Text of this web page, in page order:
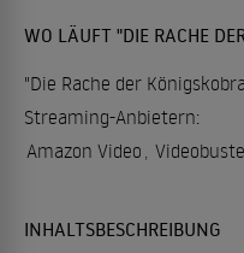
WO LÄUFT "DIE RACHE
"Die Rache der
Streaming-Anbietern:
Amazon Video ,
INHALTSBESCHREIBUNG